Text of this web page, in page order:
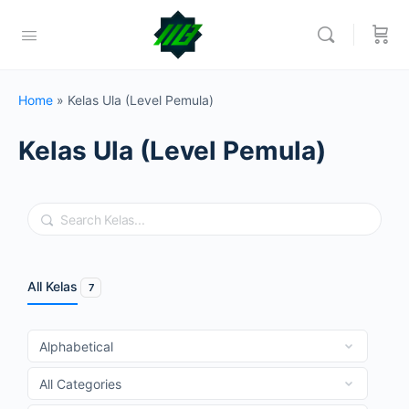
Home » Kelas Ula (Level Pemula)
Kelas Ula (Level Pemula)
Search
All Kelas 7